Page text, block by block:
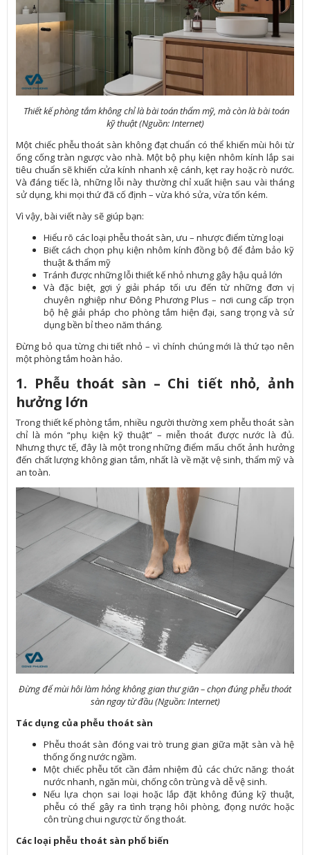
Thiết kế phòng tắm không chỉ là bài toán thẩm mỹ, mà còn là bài toán
kỹ thuật (Nguồn: Internet)
Một chiếc phễu thoát sàn không đạt chuẩn có thể khiến mùi hôi từ
ống cống tràn ngược vào nhà. Một bộ phụ kiện nhôm kính lắp sai
tiêu chuẩn sẽ khiến cửa kính nhanh xệ cánh, kẹt ray hoặc rò nước.
Và đáng tiếc là, những lỗi này thường chỉ xuất hiện sau vài tháng
sử dụng, khi mọi thứ đã cố định – vừa khó sửa, vừa tốn kém.
Vì vậy, bài viết này sẽ giúp bạn:
Hiểu rõ các loại phễu thoát sàn, ưu – nhược điểm từng loại
Biết cách chọn phụ kiện nhôm kính đồng bộ để đảm bảo kỹ
thuật & thẩm mỹ
Tránh được những lỗi thiết kế nhỏ nhưng gây hậu quả lớn
Và đặc biệt, gợi ý giải pháp tối ưu đến từ những đơn vị
chuyên nghiệp như Đông Phương Plus – nơi cung cấp trọn
bộ hệ giải pháp cho phòng tắm hiện đại, sang trọng và sử
dụng bền bỉ theo năm tháng.
Đừng bỏ qua từng chi tiết nhỏ – vì chính chúng mới là thứ tạo nên
một phòng tắm hoàn hảo.
1. Phễu thoát sàn – Chi tiết nhỏ, ảnh
hưởng lớn
Trong thiết kế phòng tắm, nhiều người thường xem phễu thoát sàn
chỉ là món “phụ kiện kỹ thuật” – miễn thoát được nước là đủ.
Nhưng thực tế, đây là một trong những điểm mấu chốt ảnh hưởng
đến chất lượng không gian tắm, nhất là về mặt vệ sinh, thẩm mỹ và
an toàn.
Đừng để mùi hôi làm hỏng không gian thư giãn – chọn đúng phễu thoát
sàn ngay từ đầu (Nguồn: Internet)
Tác dụng của phễu thoát sàn
Phễu thoát sàn đóng vai trò trung gian giữa mặt sàn và hệ
thống ống nước ngầm.
Một chiếc phễu tốt cần đảm nhiệm đủ các chức năng: thoát
nước nhanh, ngăn mùi, chống côn trùng và dễ vệ sinh.
Nếu lựa chọn sai loại hoặc lắp đặt không đúng kỹ thuật,
phễu có thể gây ra tình trạng hôi phòng, đọng nước hoặc
côn trùng chui ngược từ ống thoát.
Các loại phễu thoát sàn phổ biến